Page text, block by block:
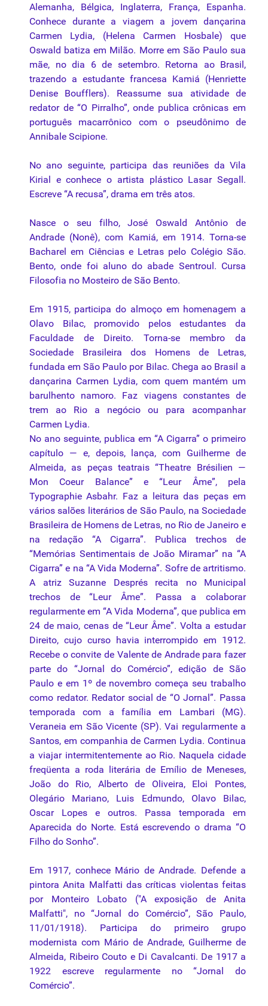
Alemanha, Bélgica, Inglaterra, França, Espanha.
Conhece durante a viagem a jovem dançarina
Carmen Lydia, (Helena Carmen Hosbale) que
Oswald batiza em Milão. Morre em São Paulo sua
mãe, no dia 6 de setembro. Retorna ao Brasil,
trazendo a estudante francesa Kamiá (Henriette
Denise Boufflers). Reassume sua atividade de
redator de “O Pirralho”, onde publica crônicas em
português macarrônico com o pseudônimo de
Annibale Scipione.
No ano seguinte, participa das reuniões da Vila
Kirial e conhece o artista plástico Lasar Segall.
Escreve “A recusa”, drama em três atos.
Nasce o seu filho, José Oswald Antônio de
Andrade (Nonê), com Kamiá, em 1914. Torna-se
Bacharel em Ciências e Letras pelo Colégio São.
Bento, onde foi aluno do abade Sentroul. Cursa
Filosofia no Mosteiro de São Bento.
Em 1915, participa do almoço em homenagem a
Olavo Bilac, promovido pelos estudantes da
Faculdade de Direito. Torna-se membro da
Sociedade Brasileira dos Homens de Letras,
fundada em São Paulo por Bilac. Chega ao Brasil a
dançarina Carmen Lydia, com quem mantém um
barulhento namoro. Faz viagens constantes de
trem ao Rio a negócio ou para acompanhar
Carmen Lydia.
No ano seguinte, publica em “A Cigarra” o primeiro
capítulo — e, depois, lança, com Guilherme de
Almeida, as peças teatrais “Theatre Brésilien —
Mon Coeur Balance” e “Leur Âme”, pela
Typographie Asbahr. Faz a leitura das peças em
vários salões literários de São Paulo, na Sociedade
Brasileira de Homens de Letras, no Rio de Janeiro e
na redação “A Cigarra”. Publica trechos de
“Memórias Sentimentais de João Miramar” na “A
Cigarra” e na “A Vida Moderna”. Sofre de artritismo.
A atriz Suzanne Després recita no Municipal
trechos de “Leur Âme”. Passa a colaborar
regularmente em “A Vida Moderna”, que publica em
24 de maio, cenas de “Leur Âme”. Volta a estudar
Direito, cujo curso havia interrompido em 1912.
Recebe o convite de Valente de Andrade para fazer
parte do “Jornal do Comércio”, edição de São
Paulo e em 1º de novembro começa seu trabalho
como redator. Redator social de “O Jornal”. Passa
temporada com a família em Lambari (MG).
Veraneia em São Vicente (SP). Vai regularmente a
Santos, em companhia de Carmen Lydia. Continua
a viajar intermitentemente ao Rio. Naquela cidade
freqüenta a roda literária de Emílio de Meneses,
João do Rio, Alberto de Oliveira, Eloi Pontes,
Olegário Mariano, Luis Edmundo, Olavo Bilac,
Oscar Lopes e outros. Passa temporada em
Aparecida do Norte. Está escrevendo o drama “O
Filho do Sonho”.
Em 1917, conhece Mário de Andrade. Defende a
pintora Anita Malfatti das críticas violentas feitas
por Monteiro Lobato ("A exposição de Anita
Malfatti", no “Jornal do Comércio”, São Paulo,
11/01/1918). Participa do primeiro grupo
modernista com Mário de Andrade, Guilherme de
Almeida, Ribeiro Couto e Di Cavalcanti. De 1917 a
1922 escreve regularmente no “Jornal do
Comércio”.